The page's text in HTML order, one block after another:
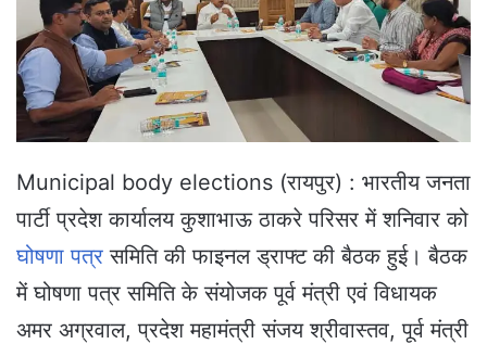
e
m
a
l
Municipal body elections (रायपुर) : भारतीय जनता
पार्टी प्रदेश कार्यालय कुशाभाऊ ठाकरे परिसर में शनिवार को
घोषणा पत्र समिति की फाइनल ड्राफ्ट की बैठक हुई। बैठक
में घोषणा पत्र समिति के संयोजक पूर्व मंत्री एवं विधायक
अमर अग्रवाल, प्रदेश महामंत्री संजय श्रीवास्तव, पूर्व मंत्री